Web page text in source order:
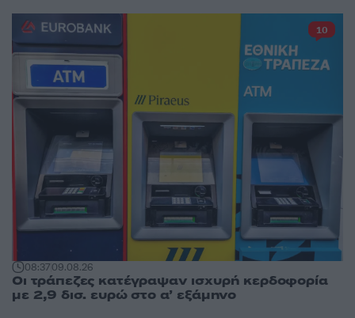
08:3709.08.26
Οι τράπεζες κατέγραψαν ισχυρή κερδοφορία
με 2,9 δισ. ευρώ στο α’ εξάμηνο
10